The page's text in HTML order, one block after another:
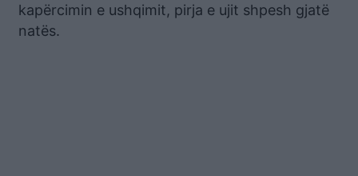
kapërcimin e ushqimit, pirja e ujit shpesh gjatë
natës.